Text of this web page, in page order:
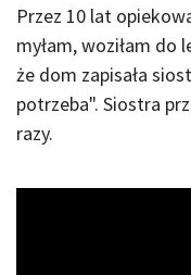
Przez 10 lat
myłam, woziłam do
że dom zapisała
potrzeba". Siostra
razy.